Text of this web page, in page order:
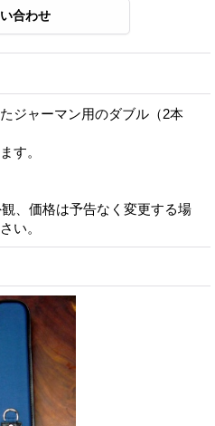
ジャーマン用のダブル（2本
す。
、価格は予告なく変更する場
い。